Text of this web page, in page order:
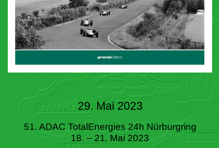
29. Mai 2023
51. ADAC TotalEnergies 24h Nürburgring
18. – 21. Mai 2023